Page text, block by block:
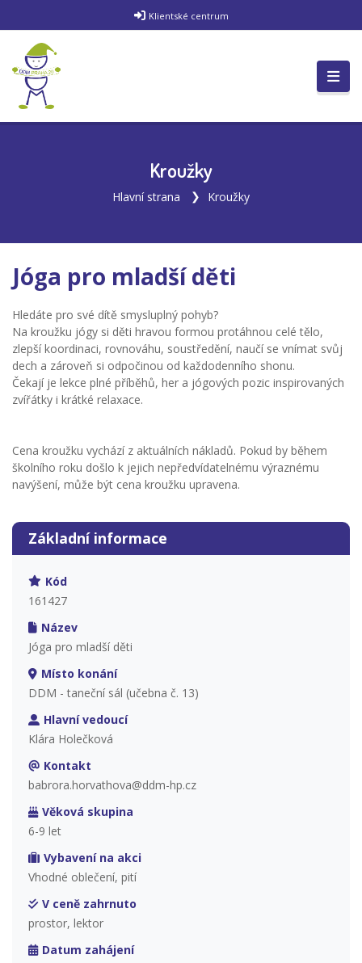
Klientské centrum
Kroužky
Hlavní strana Kroužky
Jóga pro mladší děti
Hledáte pro své dítě smysluplný pohyb?
Na kroužku jógy si děti hravou formou protáhnou celé tělo,
zlepší koordinaci, rovnováhu, soustředění, naučí se vnímat svůj
dech a zároveň si odpočinou od každodenního shonu.
Čekají je lekce plné příběhů, her a jógových pozic inspirovaných
zvířátky i krátké relaxace.
Cena kroužku vychází z aktuálních nákladů. Pokud by během
školního roku došlo k jejich nepředvídatelnému výraznému
navýšení, může být cena kroužku upravena.
Základní informace
Kód
161427
Název
Jóga pro mladší děti
Místo konání
DDM - taneční sál (učebna č. 13)
Hlavní vedoucí
Klára Holečková
Kontakt
babrora.horvathova@ddm-hp.cz
Věková skupina
6-9 let
Vybavení na akci
Vhodné oblečení, pití
V ceně zahrnuto
prostor, lektor
Datum zahájení